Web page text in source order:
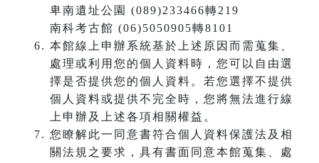
卑南遺址公園 (089)233466轉219
南科考古館 (06)5050905轉8101
本館線上申辦系統基於上述原因而需蒐集、
處理或利用您的個人資料時，您可以自由選
擇是否提供您的個人資料。若您選擇不提供
個人資料或提供不完全時，您將無法進行線
上申辦及上述各項相關權益。
您瞭解此一同意書符合個人資料保護法及相
關法規之要求，具有書面同意本館蒐集、處